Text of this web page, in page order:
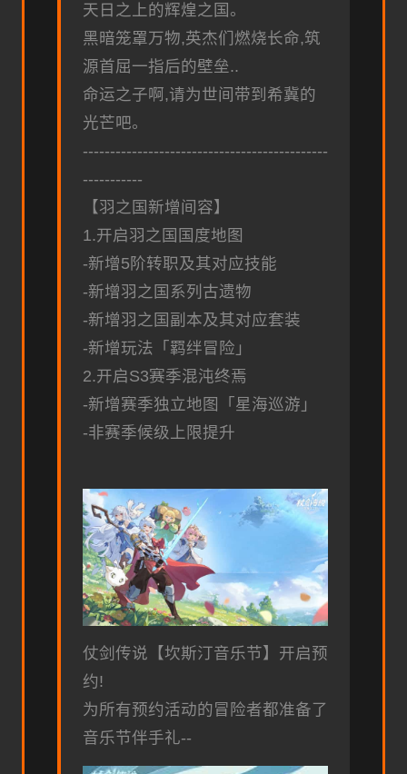
天日之上的辉煌之国。
黑暗笼罩万物,英杰们燃烧长命,筑
源首屈一指后的壁垒..
命运之子啊,请为世间带到希冀的
光芒吧。
---------------------------------------------
-----------
【羽之国新增间容】
1.开启羽之国国度地图
-新增5阶转职及其对应技能
-新增羽之国系列古遗物
-新增羽之国副本及其对应套装
-新增玩法「羁绊冒险」
2.开启S3赛季混沌终焉
-新增赛季独立地图「星海巡游」
-非赛季候级上限提升
仗剑传说【坎斯汀音乐节】开启预
约!
为所有预约活动的冒险者都准备了
音乐节伴手礼--